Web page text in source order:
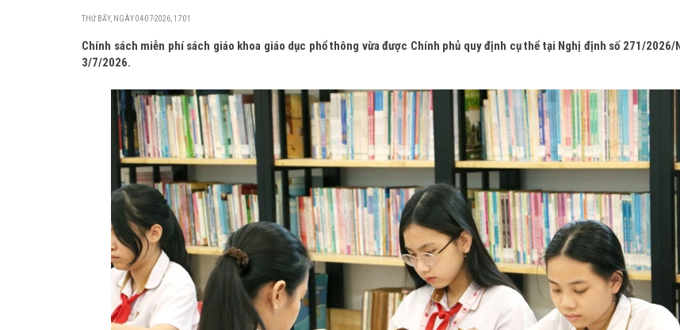
THỨ BẨY, NGÀY 04-07-2026, 17:01
Chính sách miễn phí sách giáo khoa giáo dục phổ thông vừa được Chính phủ quy định cụ thể tại Nghị định số 271/2026/
3/7/2026.